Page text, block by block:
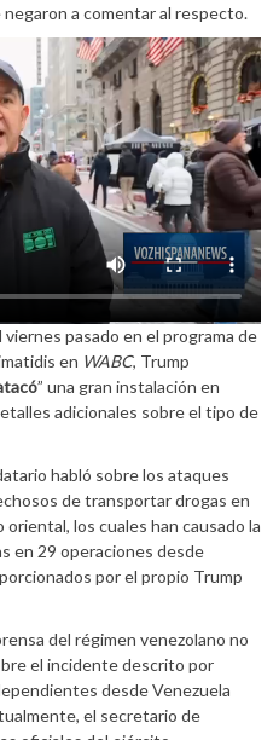
negaron a comentar al respecto.
pasado en el programa de
en WABC, Trump
” una gran instalación en
adicionales sobre el tipo de
habló sobre los ataques
de transportar drogas en
los cuales han causado la
en 29 operaciones desde
por el propio Trump
del régimen venezolano no
el incidente descrito por
desde Venezuela
el secretario de